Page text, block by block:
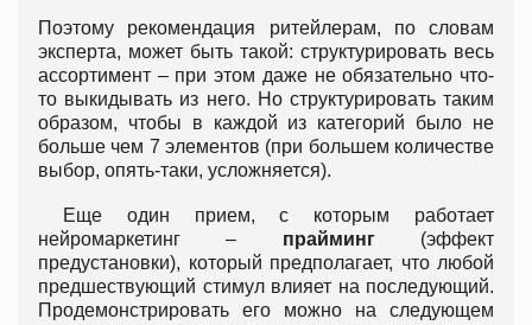
Поэтому рекомендация ритейлерам, по словам
эксперта, может быть такой: структурировать весь
ассортимент – при этом даже не обязательно что-
то выкидывать из него. Но структурировать таким
образом, чтобы в каждой из категорий было не
больше чем 7 элементов (при большем количестве
выбор, опять-таки, усложняется).
Еще один прием, с которым работает
нейромаркетинг – прайминг(эффект
предустановки), который предполагает, что любой
предшествующий стимул влияет на последующий.
Продемонстрировать его можно на следующем